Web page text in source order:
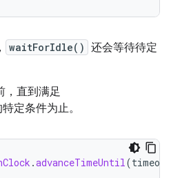
waitForIdle() 还会等待待定
，直到满足
特定条件为止。
.advanceTimeUntil(